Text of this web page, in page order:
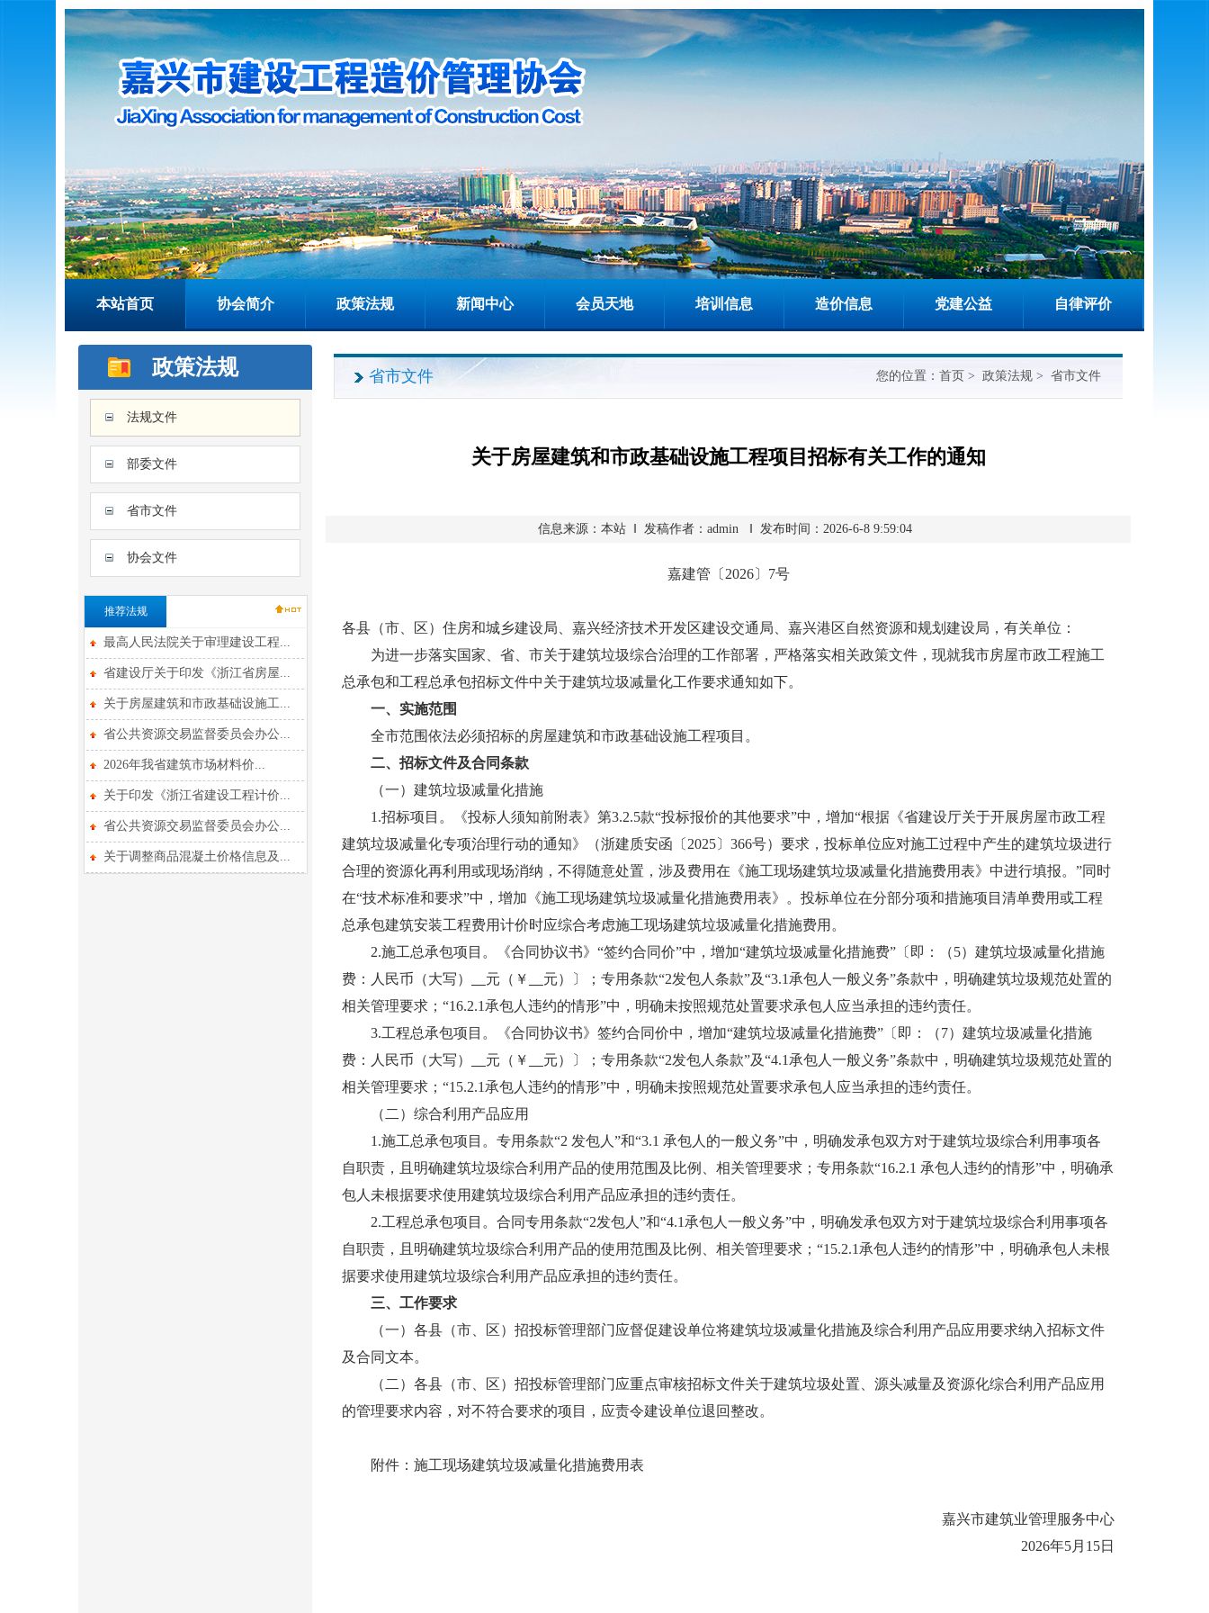
本站首页 协会简介 政策法规 新闻中心 会员天地 培训信息 造价信息 党建公益 自律评价
政策法规
法规文件
部委文件
省市文件
协会文件
推荐法规
最高人民法院关于审理建设工程...
省建设厅关于印发《浙江省房屋...
关于房屋建筑和市政基础设施工...
省公共资源交易监督委员会办公...
2026年我省建筑市场材料价...
关于印发《浙江省建设工程计价...
省公共资源交易监督委员会办公...
关于调整商品混凝土价格信息及...
省市文件 您的位置： 首页 > 政策法规 > 省市文件
关于房屋建筑和市政基础设施工程项目招标有关工作的通知
信息来源：本站 ‖ 发稿作者：admin ‖ 发布时间：2026-6-8 9:59:04
嘉建管〔2026〕7号
各县（市、区）住房和城乡建设局、嘉兴经济技术开发区建设交通局、嘉兴港区自然资源和规划建设局，有关单位：
为进一步落实国家、省、市关于建筑垃圾综合治理的工作部署，严格落实相关政策文件，现就我市房屋市政工程施工
总承包和工程总承包招标文件中关于建筑垃圾减量化工作要求通知如下。
一、实施范围
全市范围依法必须招标的房屋建筑和市政基础设施工程项目。
二、招标文件及合同条款
（一）建筑垃圾减量化措施
1.招标项目。《投标人须知前附表》第3.2.5款“投标报价的其他要求”中，增加“根据《省建设厅关于开展房屋市政工程
建筑垃圾减量化专项治理行动的通知》（浙建质安函〔2025〕366号）要求，投标单位应对施工过程中产生的建筑垃圾进行
合理的资源化再利用或现场消纳，不得随意处置，涉及费用在《施工现场建筑垃圾减量化措施费用表》中进行填报。”同时
在“技术标准和要求”中，增加《施工现场建筑垃圾减量化措施费用表》。投标单位在分部分项和措施项目清单费用或工程
总承包建筑安装工程费用计价时应综合考虑施工现场建筑垃圾减量化措施费用。
2.施工总承包项目。《合同协议书》“签约合同价”中，增加“建筑垃圾减量化措施费”〔即：（5）建筑垃圾减量化措施
费：人民币（大写）
元（￥
元）〕；专用条款“2发包人条款”及“3.1承包人一般义务”条款中，明确建筑垃圾规范处置的
相关管理要求；“16.2.1承包人违约的情形”中，明确未按照规范处置要求承包人应当承担的违约责任。
3.工程总承包项目。《合同协议书》签约合同价中，增加“建筑垃圾减量化措施费”〔即：（7）建筑垃圾减量化措施
费：人民币（大写）
元（￥
元）〕；专用条款“2发包人条款”及“4.1承包人一般义务”条款中，明确建筑垃圾规范处置的
相关管理要求；“15.2.1承包人违约的情形”中，明确未按照规范处置要求承包人应当承担的违约责任。
（二）综合利用产品应用
1.施工总承包项目。专用条款“2 发包人”和“3.1 承包人的一般义务”中，明确发承包双方对于建筑垃圾综合利用事项各
自职责，且明确建筑垃圾综合利用产品的使用范围及比例、相关管理要求；专用条款“16.2.1 承包人违约的情形”中，明确承
包人未根据要求使用建筑垃圾综合利用产品应承担的违约责任。
2.工程总承包项目。合同专用条款“2发包人”和“4.1承包人一般义务”中，明确发承包双方对于建筑垃圾综合利用事项各
自职责，且明确建筑垃圾综合利用产品的使用范围及比例、相关管理要求；“15.2.1承包人违约的情形”中，明确承包人未根
据要求使用建筑垃圾综合利用产品应承担的违约责任。
三、工作要求
（一）各县（市、区）招投标管理部门应督促建设单位将建筑垃圾减量化措施及综合利用产品应用要求纳入招标文件
及合同文本。
（二）各县（市、区）招投标管理部门应重点审核招标文件关于建筑垃圾处置、源头减量及资源化综合利用产品应用
的管理要求内容，对不符合要求的项目，应责令建设单位退回整改。
附件：施工现场建筑垃圾减量化措施费用表
嘉兴市建筑业管理服务中心
2026年5月15日